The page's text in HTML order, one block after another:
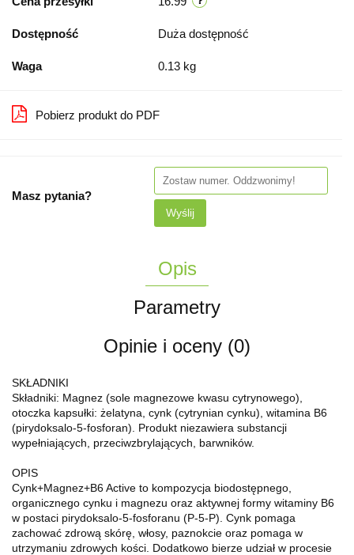
Dostępność Duża dostępność
Waga 0.13 kg
Pobierz produkt do PDF
Masz pytania?
Wyślij
Opis
Parametry
Opinie i oceny (0)
SKŁADNIKI
Składniki: Magnez (sole magnezowe kwasu cytrynowego),
otoczka kapsułki: żelatyna, cynk (cytrynian cynku), witamina B6
(pirydoksalo-5-fosforan). Produkt niezawiera substancji
wypełniających, przeciwzbrylających, barwników.
OPIS
Cynk+Magnez+B6 Active to kompozycja biodostępnego,
organicznego cynku i magnezu oraz aktywnej formy witaminy B6
w postaci pirydoksalo-5-fosforanu (P-5-P). Cynk pomaga
zachować zdrową skórę, włosy, paznokcie oraz pomaga w
utrzymaniu zdrowych kości. Dodatkowo bierze udział w procesie